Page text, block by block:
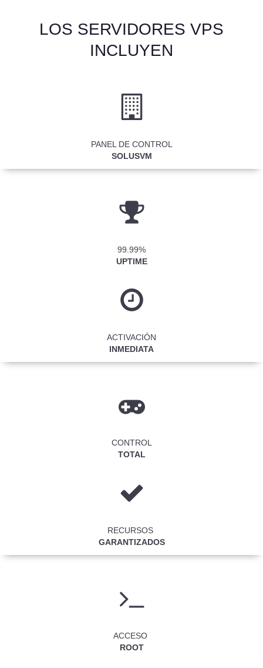
LOS SERVIDORES VPS
INCLUYEN
​​PANEL DE CONTROL
SOLUSVM
99.99%
UPTIME
ACTIVACIÓN
INMEDIATA
CONTROL
TOTAL
RECURSOS
GARANTIZADOS
ACCESO
ROOT